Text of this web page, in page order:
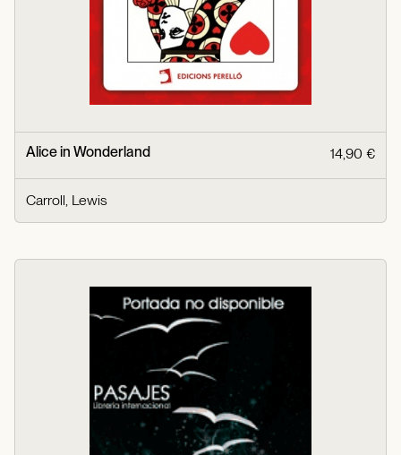
Alice in Wonderland 14,90 €
Carroll, Lewis